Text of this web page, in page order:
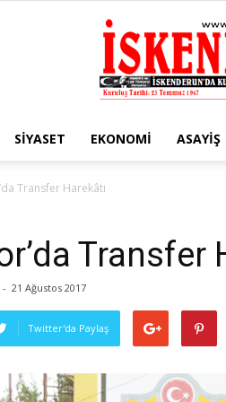
SIYASET EKONOMI ASAYIŞ
Transfer Harekâtı
Transfer
- 21 Ağustos 2017
Twitter'da Paylaş